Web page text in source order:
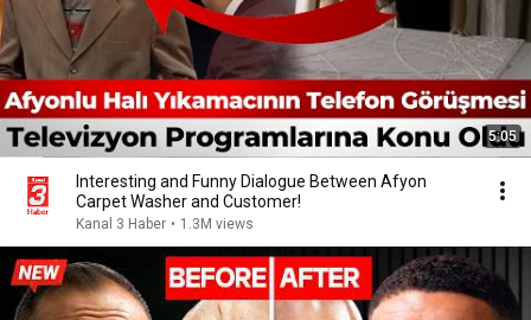
5:05
Interesting and Funny Dialogue Between Afyon
Carpet Washer and Customer!
Kanal 3 Haber • 1.3M views